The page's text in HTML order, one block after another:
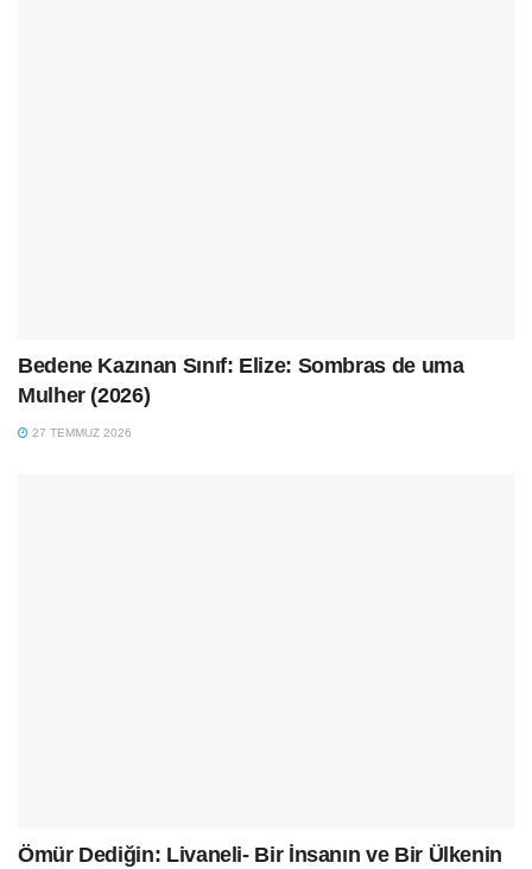
Bedene Kazınan Sınıf: Elize: Sombras de uma
Mulher (2026)
27 TEMMUZ 2026
Ömür Dediğin: Livaneli- Bir İnsanın ve Bir Ülkenin